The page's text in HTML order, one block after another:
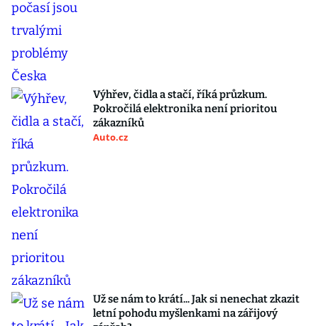
Výhřev, čidla a stačí, říká průzkum.
Pokročilá elektronika není prioritou
zákazníků
Auto.cz
Už se nám to krátí... Jak si nenechat zkazit
letní pohodu myšlenkami na zářijový